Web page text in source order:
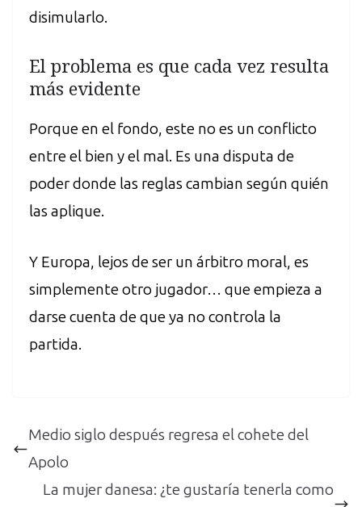
disimularlo.
El problema es que cada vez resulta
más evidente
Porque en el fondo, este no es un conflicto
entre el bien y el mal. Es una disputa de
poder donde las reglas cambian según quién
las aplique.
Y Europa, lejos de ser un árbitro moral, es
simplemente otro jugador… que empieza a
darse cuenta de que ya no controla la
partida.
Medio siglo después regresa el cohete del
Apolo
La mujer danesa: ¿te gustaría tenerla como